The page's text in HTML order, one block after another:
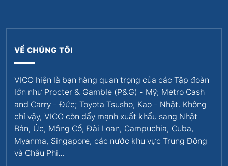
VỀ CHÚNG TÔI
VICO hiện là bạn hàng quan trọng của các Tập đoàn
lớn như Procter & Gamble (P&G) - Mỹ; Metro Cash
and Carry - Đức; Toyota Tsusho, Kao - Nhật. Không
chỉ vậy, VICO còn đẩy mạnh xuất khẩu sang Nhật
Bản, Úc, Mông Cổ, Đài Loan, Campuchia, Cuba,
Myanma, Singapore, các nước khu vực Trung Đông
và Châu Phi…